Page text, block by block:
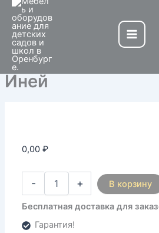
Перейти
содержимому
Иней
0,00₽
-
Количество
товара
Иней
+ В корзину
Бесплатная доставка для
Гарантия!